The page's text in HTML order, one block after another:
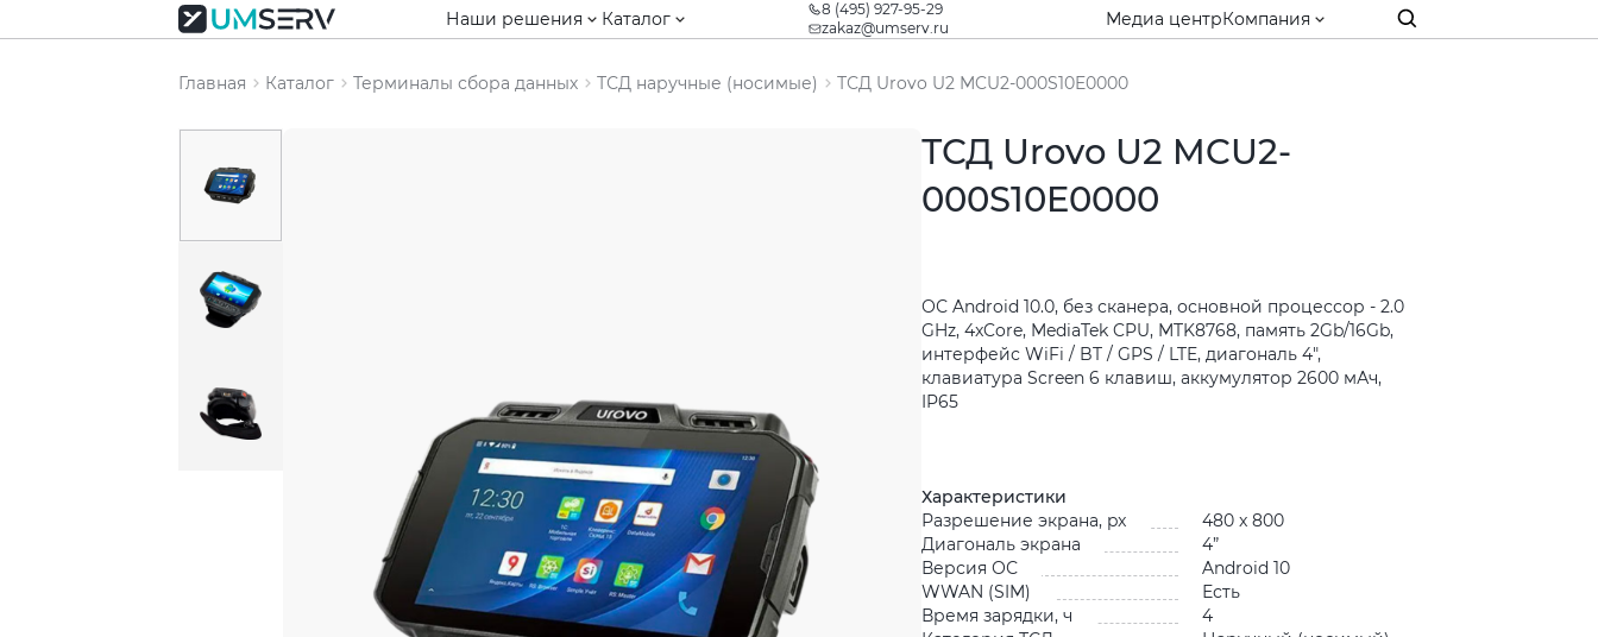
Наши решения Каталог
8 (495) 927-95-29
zakaz@umserv.ru
Медиа центрКомпания
Главная Каталог Терминалы сбора данных ТСД наручные (носимые) ТСД Urovo U2 MCU2-000S10E0000
ТСД Urovo U2 MCU2-
000S10E0000
ОС Android 10.0, без сканера, основной процессор - 2.0
GHz, 4xCore, MediaTek CPU, MTK8768, память 2Gb/16Gb,
интерфейс WiFi / BT / GPS / LTE, диагональ 4",
клавиатура Screen 6 клавиш, аккумулятор 2600 мАч,
IP65
Характеристики
Разрешение экрана, px
480 x 800
Диагональ экрана
4”
Версия ОС
Android 10
WWAN (SIM)
Есть
Время зарядки, ч
4